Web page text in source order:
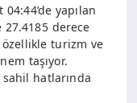
04:44’de yapılan
27.4185 derece
özellikle turizm ve
taşıyor.
sahil hatlarında